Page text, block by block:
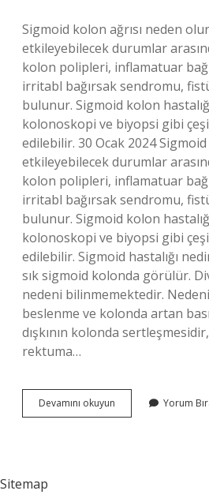
Sigmoid kolon ağrısı neden
etkileyebilecek durumlar
kolon polipleri, inflamatuar
irritabl bağırsak sendromu,
bulunur. Sigmoid kolon
kolonoskopi ve biyopsi gibi
edilebilir. 30 Ocak 2024
etkileyebilecek durumlar
kolon polipleri, inflamatuar
irritabl bağırsak sendromu,
bulunur. Sigmoid kolon
kolonoskopi ve biyopsi gibi
edilebilir. Sigmoid hastalığı
sık sigmoid kolonda görülür.
nedeni bilinmemektedir.
beslenme ve kolonda artan
dışkının kolonda sertleşmesidir,
rektuma…
Devamını okuyun Sigmoid
Kolon
Yorum
Sitemap